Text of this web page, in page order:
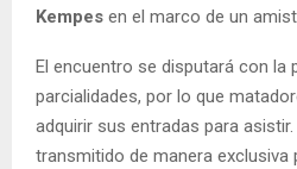
Kempes en el marco de un
El encuentro se disputará con la
parcialidades, por lo que
adquirir sus entradas para
transmitido de manera